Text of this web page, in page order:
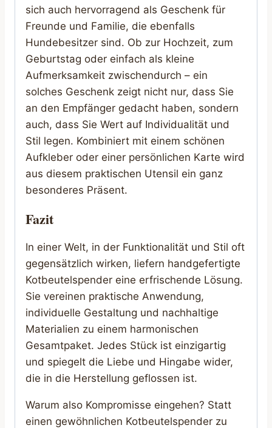
sich auch hervorragend als Geschenk für
Freunde und Familie, die ebenfalls
Hundebesitzer sind. Ob zur Hochzeit, zum
Geburtstag oder einfach als kleine
Aufmerksamkeit zwischendurch – ein
solches Geschenk zeigt nicht nur, dass Sie
an den Empfänger gedacht haben, sondern
auch, dass Sie Wert auf Individualität und
Stil legen. Kombiniert mit einem schönen
Aufkleber oder einer persönlichen Karte wird
aus diesem praktischen Utensil ein ganz
besonderes Präsent.
Fazit
In einer Welt, in der Funktionalität und Stil oft
gegensätzlich wirken, liefern handgefertigte
Kotbeutelspender eine erfrischende Lösung.
Sie vereinen praktische Anwendung,
individuelle Gestaltung und nachhaltige
Materialien zu einem harmonischen
Gesamtpaket. Jedes Stück ist einzigartig
und spiegelt die Liebe und Hingabe wider,
die in die Herstellung geflossen ist.
Warum also Kompromisse eingehen? Statt
einen gewöhnlichen Kotbeutelspender zu